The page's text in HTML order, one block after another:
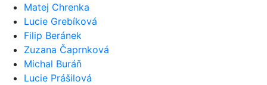
Matej Chrenka
Lucie Grebíková
Filip Beránek
Zuzana Čaprnková
Michal Buráň
Lucie Prášilová